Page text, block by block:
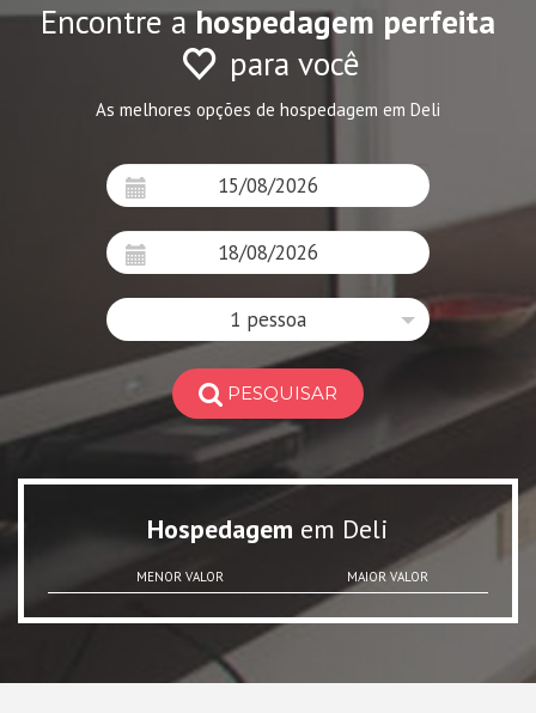
Encontre ahospedagem perfeita
para você
As melhores opções de hospedagem em Deli
1 pessoa
PESQUISAR
Hospedagem em Deli
MENOR VALOR MAIOR VALOR